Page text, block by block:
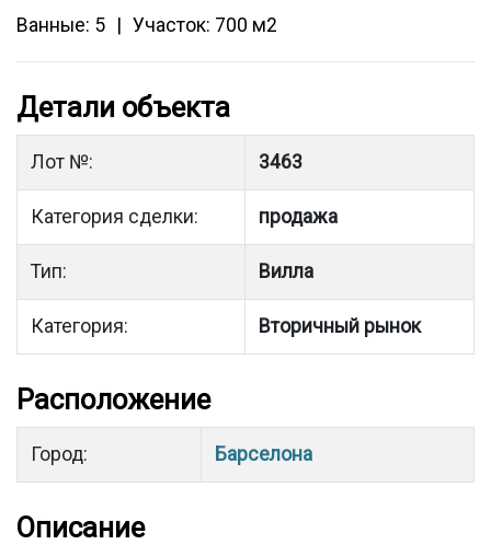
Ванные: 5
Участок: 700 м2
Детали объекта
Лот №: 3463
Категория сделки: продажа
Тип: Вилла
Категория: Вторичный рынок
Расположение
Город: Барселона
Описание